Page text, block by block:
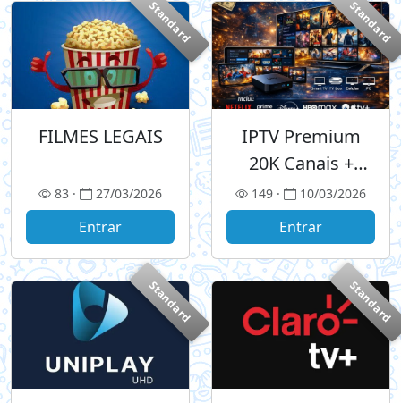
Standard
FILMES LEGAIS
83 · 27/03/2026
Entrar
Standard
IPTV Premium
20K Canais +
Streamings
149 · 10/03/2026
Entrar
Standard Standard